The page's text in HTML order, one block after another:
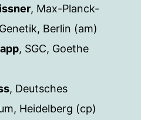
, Max-Planck-
Berlin (am)
, SGC, Goethe
, Deutsches
Heidelberg (cp)